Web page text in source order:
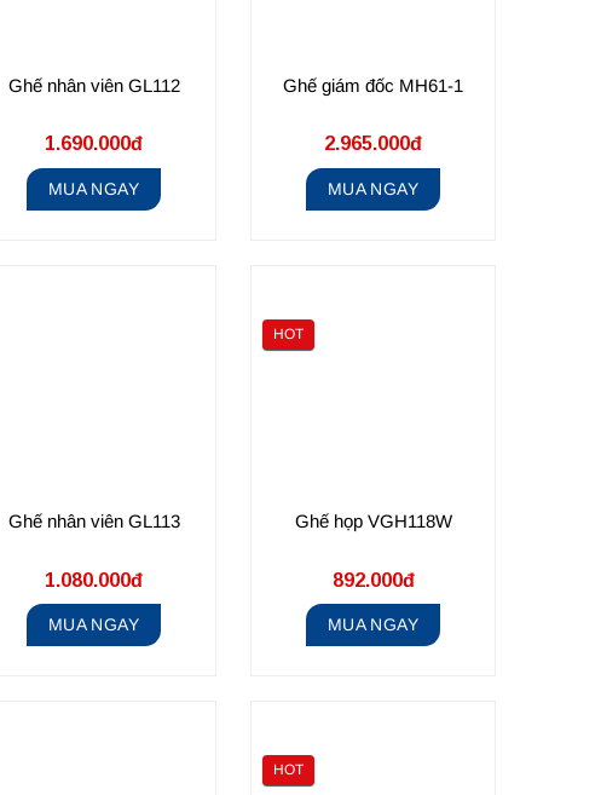
Ghế nhân viên GL112
1.690.000đ
MUA NGAY
Ghế giám đốc MH61-1
2.965.000đ
MUA NGAY
Ghế nhân viên GL113
1.080.000đ
MUA NGAY
HOT
Ghế họp VGH118W
892.000đ
MUA NGAY
HOT